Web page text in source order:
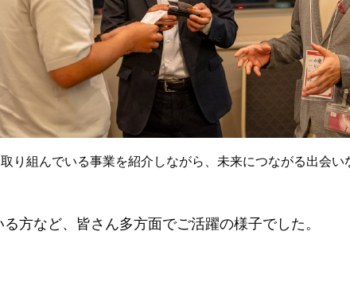
り組んでいる事業を紹介しながら、未来につながる出会い
方など、皆さん多方面でご活躍の様子でした。